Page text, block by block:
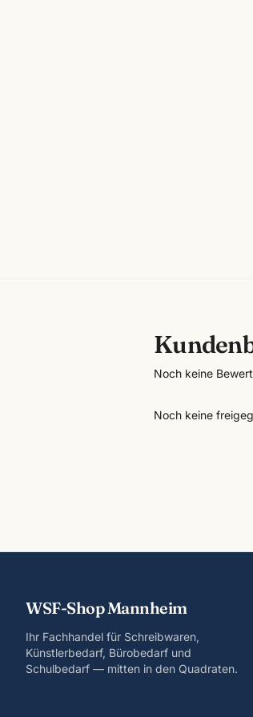
Noch keine
Noch keine
WSF-Shop Mannheim
Ihr Fachhandel für Schreibwaren,
Künstlerbedarf, Bürobedarf und
Schulbedarf — mitten in den Quadraten.